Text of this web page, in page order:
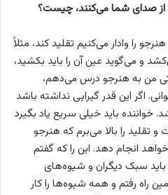
از صدای شما می‌کنند، چیست؟
را وادار می‌کنیم تقلید کند، مثلاً
و می‌گوید عین آن را باید بکشید،
من به هنرجو درس می‌دهم،
اگر این قدر گیرایی نداشته باشد
خواننده باید خیلی سریع یاد بگیرد
تقلید را بالا می‌برم که هنرجو
انجام دهد. این را که گفتم
باید سبک دیگران و شیوه‌های
راه رفتم و همه شیوه‌ها را کار